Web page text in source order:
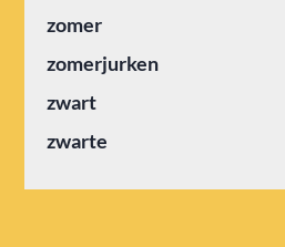
zomer
zomerjurken
zwart
zwarte